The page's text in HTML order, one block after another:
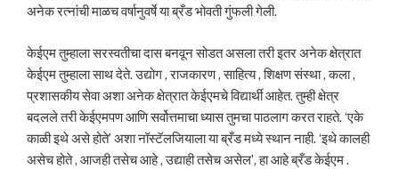
अनेक रत्नांची माळच वर्षानुवर्षे या ब्रँड भोवती गुंफली गेली.
केईएम तुम्हाला सरस्वतीचा दास बनवून सोडत असला तरी इतर अनेक क्षेत्रात
केईएम तुम्हाला साथ देते. उद्योग , राजकारण , साहित्य , शिक्षण संस्था , कला ,
प्रशासकीय सेवा अशा अनेक क्षेत्रात केईएमचे विद्यार्थी आहेत. तुम्ही क्षेत्र
बदलले तरी केईएमपण आणि सर्वोत्तमाचा ध्यास तुमचा पाठलाग करत राहते. ‘एके
काळी इथे असे होते’ अशा नॉस्टॅलजियाला या ब्रँड मध्ये स्थान नाही. ‘इथे कालही
असेच होते , आजही तसेच आहे , उद्याही तसेच असेल’, हा आहे ब्रँड केईएम .